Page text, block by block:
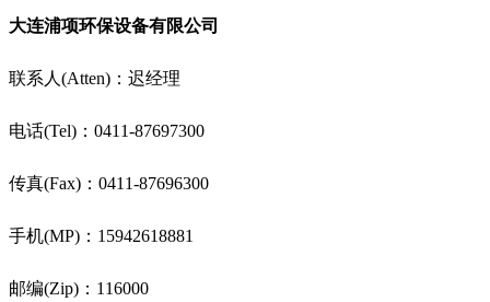
大连浦项环保设备有限公司
联系人(Atten)：迟经理
电话(Tel)：0411-87697300
传真(Fax)：0411-87696300
手机(MP)：15942618881
邮编(Zip)：116000